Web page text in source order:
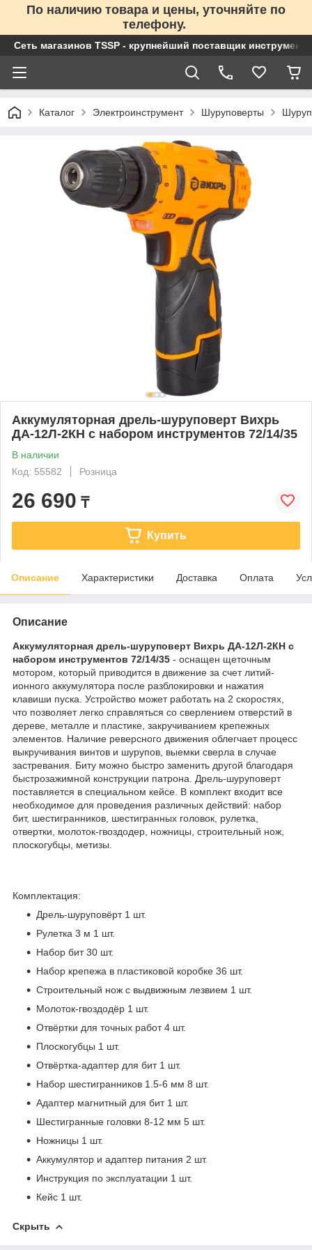
По наличию товара и цены, уточняйте по
телефону.
Сеть магазинов TSSP - крупнейший поставщик
Каталог Электроинструмент Шуруповерты
Аккумуляторная дрель-шуруповерт Вихрь
ДА-12Л-2КН с набором инструментов 72/14/35
В наличии
Код: 55582
Розница
26 690 ₸
Купить
Описание Характеристики Доставка Оплата
Описание
Аккумуляторная дрель-шуруповерт Вихрь ДА-12Л-2КН с
набором инструментов 72/14/35 - оснащен щеточным
мотором, который приводится в движение за счет литий-
ионного аккумулятора после разблокировки и нажатия
клавиши пуска. Устройство может работать на 2 скоростях,
что позволяет легко справляться со сверлением отверстий в
дереве, металле и пластике, закручиванием крепежных
элементов. Наличие реверсного движения облегчает процесс
выкручивания винтов и шурупов, выемки сверла в случае
застревания. Биту можно быстро заменить другой благодаря
быстрозажимной конструкции патрона. Дрель-шуруповерт
поставляется в специальном кейсе. В комплект входит все
необходимое для проведения различных действий: набор
бит, шестигранников, шестигранных головок, рулетка,
отвертки, молоток-гвоздодер, ножницы, строительный нож,
плоскогубцы, метизы.
Комплектация:
Дрель-шуруповёрт 1 шт.
Рулетка 3 м 1 шт.
Набор бит 30 шт.
Набор крепежа в пластиковой коробке 36 шт.
Строительный нож с выдвижным лезвием 1 шт.
Молоток-гвоздодёр 1 шт.
Отвёртки для точных работ 4 шт.
Плоскогубцы 1 шт.
Отвёртка-адаптер для бит 1 шт.
Набор шестигранников 1.5-6 мм 8 шт.
Адаптер магнитный для бит 1 шт.
Шестигранные головки 8-12 мм 5 шт.
Ножницы 1 шт.
Аккумулятор и адаптер питания 2 шт.
Инструкция по эксплуатации 1 шт.
Кейс 1 шт.
Скрыть